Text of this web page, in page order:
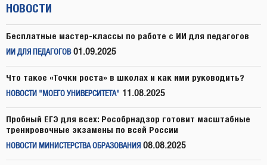
НОВОСТИ
Бесплатные мастер-классы по работе с ИИ для педагогов
ИИ ДЛЯ ПЕДАГОГОВ 01.09.2025
Что такое «Точки роста» в школах и как ими руководить?
НОВОСТИ "МОЕГО УНИВЕРСИТЕТА" 11.08.2025
Пробный ЕГЭ для всех: Рособрнадзор готовит масштабные
тренировочные экзамены по всей России
НОВОСТИ МИНИСТЕРСТВА ОБРАЗОВАНИЯ 08.08.2025